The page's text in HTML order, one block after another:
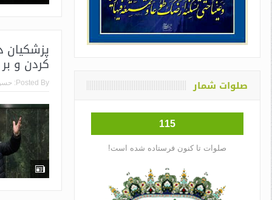
پزشکیان
کردن و
Posted By: صلوات شمار
115
صلوات تا کنون فرستاده شده است!